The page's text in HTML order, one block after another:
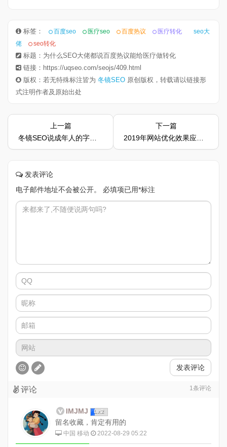
标签： 百度seo 医疗seo 百度热议 医疗转化
seo大
佬
seo转化
标题：为什么SEO大佬都说百度热议能给医疗做转化
链接：https://uqseo.com/seojs/409.html
版权：若无特殊标注皆为 冬镜SEO 原创版权，转载请以链接形
式注明作者及原始出处
上一篇
冬镜SEO说成年人的字典里不会有容易二字
下一篇
2019年网站优化效果应该怎么来衡量
发表评论
电子邮件地址不会被公开。
必填项已用*标注
发表评论
评论 1条评论
IMJMJ Lv.2
留名收藏，肯定有用的
中国 移动 2022-08-29 05:22